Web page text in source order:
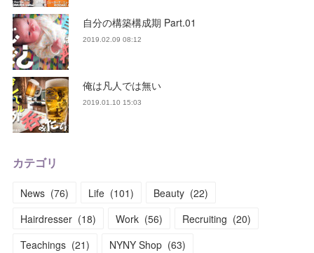
自分の構築構成期 Part.01
2019.02.09 08:12
俺は凡人では無い
2019.01.10 15:03
カテゴリ
News (76) Life (101) Beauty (22)
Hairdresser (18) Work (56) Recruiting (20)
Teachings (21) NYNY Shop (63)